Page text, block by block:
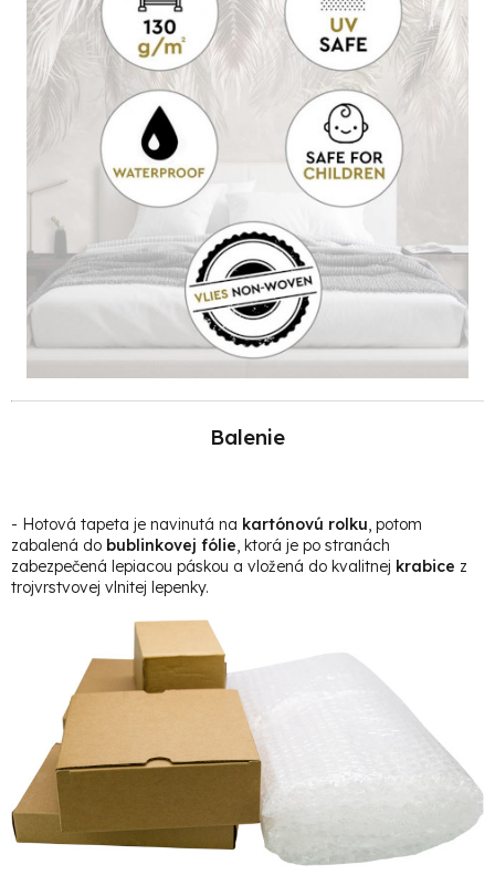
Balenie
- Hotová tapeta je navinutá na kartónovú rolku, potom
zabalená do bublinkovej fólie, ktorá je po stranách
zabezpečená lepiacou páskou a vložená do kvalitnej krabice z
trojvrstvovej vlnitej lepenky.